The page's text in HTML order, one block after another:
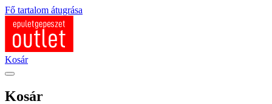
Fő tartalom átugrása
Kosár
Kosár